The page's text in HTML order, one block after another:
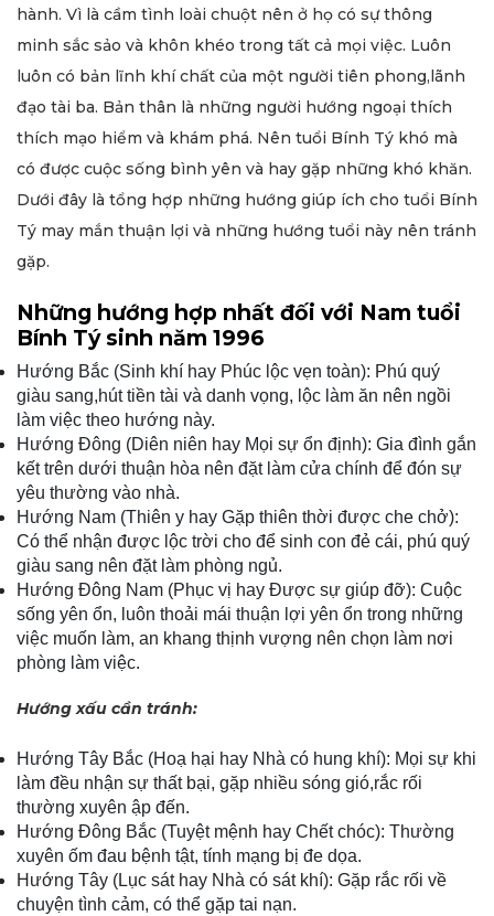
hành. Vì là cầm tình loài chuột nên ở họ có sự thông
minh sắc sảo và khôn khéo trong tất cả mọi việc. Luôn
luôn có bản lĩnh khí chất của một người tiên phong,lãnh
đạo tài ba. Bản thân là những người hướng ngoại thích
thích mạo hiểm và khám phá. Nên tuổi Bính Tý khó mà
có được cuộc sống bình yên và hay gặp những khó khăn.
Dưới đây là tổng hợp những hướng giúp ích cho tuổi Bính
Tý may mắn thuận lợi và những hướng tuổi này nên tránh
gặp.
Những hướng hợp nhất đối với Nam tuổi
Bính Tý sinh năm 1996
Hướng Bắc (Sinh khí hay Phúc lộc vẹn toàn): Phú quý
giàu sang,hút tiền tài và danh vọng, lộc làm ăn nên ngồi
làm việc theo hướng này.
Hướng Đông (Diên niên hay Mọi sự ổn định): Gia đình gắn
kết trên dưới thuận hòa nên đặt làm cửa chính để đón sự
yêu thường vào nhà.
Hướng Nam (Thiên y hay Gặp thiên thời được che chở):
Có thể nhận được lộc trời cho để sinh con đẻ cái, phú quý
giàu sang nên đặt làm phòng ngủ.
Hướng Đông Nam (Phục vị hay Được sự giúp đỡ): Cuộc
sống yên ổn, luôn thoải mái thuận lợi yên ổn trong những
việc muốn làm, an khang thịnh vượng nên chọn làm nơi
phòng làm việc.
Hướng xấu cần tránh:
Hướng Tây Bắc (Hoạ hại hay Nhà có hung khí): Mọi sự khi
làm đều nhận sự thất bại, gặp nhiều sóng gió,rắc rối
thường xuyên ập đến.
Hướng Đông Bắc (Tuyệt mệnh hay Chết chóc): Thường
xuyên ốm đau bệnh tật, tính mạng bị đe dọa.
Hướng Tây (Lục sát hay Nhà có sát khí): Gặp rắc rối về
chuyện tình cảm, có thể gặp tai nạn.